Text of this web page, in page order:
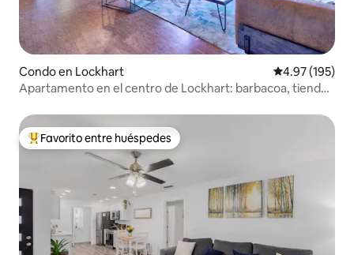
Condo en Lockhart Calificación
4.97 (195)
Apartamento en el centro de Lockhart: barbacoa, tiendas
Favorito entre huéspedes preferido
Favorito entre huéspedes